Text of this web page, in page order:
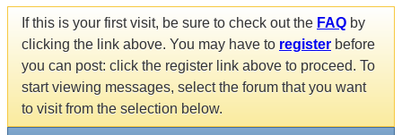
If this is your first visit, be sure to check out the FAQ by
clicking the link above. You may have to register before
you can post: click the register link above to proceed. To
start viewing messages, select the forum that you want
to visit from the selection below.